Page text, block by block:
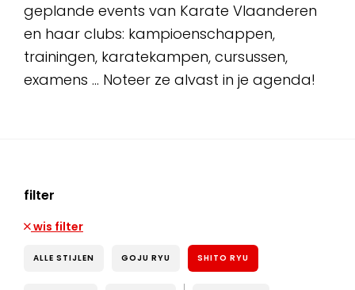
geplande events van Karate Vlaanderen
en haar clubs: kampioenschappen,
trainingen, karatekampen, cursussen,
examens … Noteer ze alvast in je agenda!
filter
wis filter
ALLE STIJLEN GOJU RYU SHITO RYU